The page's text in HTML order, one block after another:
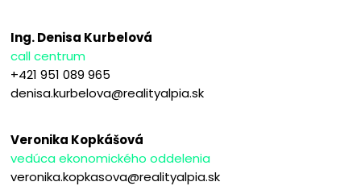
Ing. Denisa Kurbelová
call centrum
+421 951 089 965
denisa.kurbelova@realityalpia.sk
Veronika Kopkášová
vedúca ekonomického oddelenia
veronika.kopkasova@realityalpia.sk